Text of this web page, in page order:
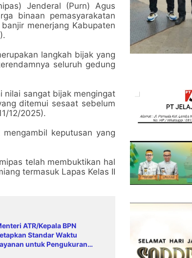
Jenderal (Purn) Agus
binaan pemasyarakatan
menerjang Kabupaten
langkah bijak yang
seluruh gedung
nilai sangat bijak mengingat
ditemui sesaat sebelum
12/2025).
keputusan yang
telah membuktikan hal
termasuk Lapas Kelas II
ATR/Kepala BPN
Standar Waktu
untuk Pengukuran